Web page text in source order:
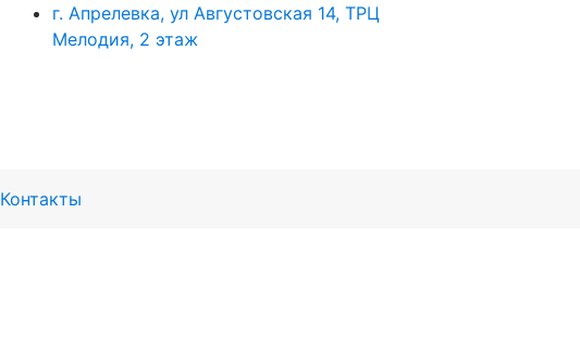
г. Апрелевка, ул Августовская 14, ТРЦ
Мелодия, 2 этаж
Контакты